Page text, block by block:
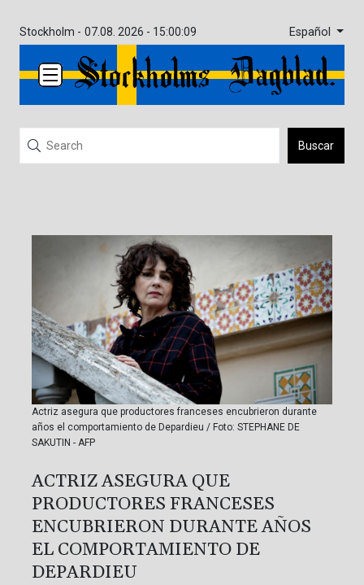
Stockholm - 07.08. 2026 - 15:00:09 Español
Buscar
Actriz asegura que productores franceses encubrieron durante
años el comportamiento de Depardieu / Foto: STEPHANE DE
SAKUTIN - AFP
ACTRIZ ASEGURA QUE
PRODUCTORES FRANCESES
ENCUBRIERON DURANTE AÑOS
EL COMPORTAMIENTO DE
DEPARDIEU